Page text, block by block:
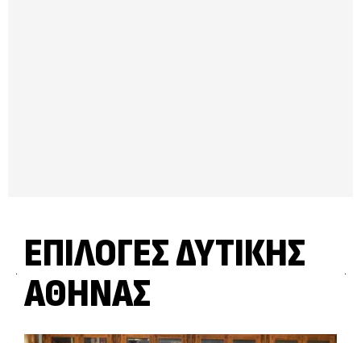
ΕΠΙΛΟΓΈΣ ΔΥΤΙΚΉΣ
ΑΘΉΝΑΣ